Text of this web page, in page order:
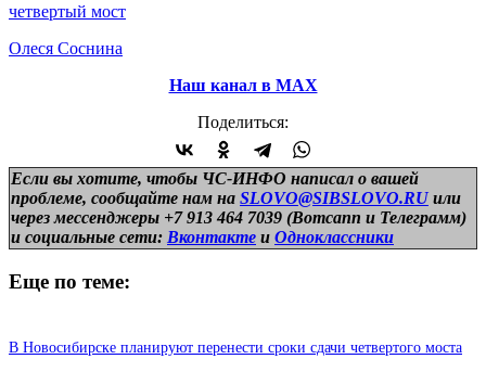
четвертый мост
Олеся Соснина
Наш канал в МАХ
Поделиться:
Если вы хотите, чтобы ЧС-ИНФО написал о вашей
проблеме, сообщайте нам на SLOVO@SIBSLOVO.RU или
через мессенджеры +7 913 464 7039 (Вотсапп и Телеграмм)
и социальные сети: Вконтакте и Одноклассники
Еще по теме:
В Новосибирске планируют перенести сроки сдачи четвертого моста